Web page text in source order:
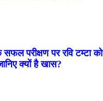
परीक्षण पर रवि टम्टा को
क्यों है खास?